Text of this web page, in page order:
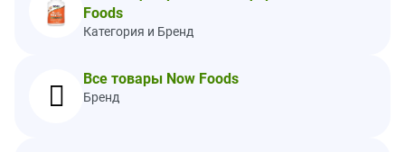
аллергены.
Предупреждения
Предупреждение.
Foods
Категория и Бренд
Все товары Now Foods
Бренд